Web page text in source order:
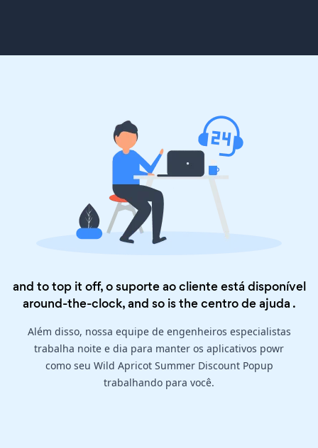
and to top it off, o suporte ao cliente está disponível
around-the-clock, and so is thecentro de ajuda .
Além disso, nossa equipe de engenheiros especialistas
trabalha noite e dia para manter os aplicativos powr
como seu Wild Apricot Summer Discount Popup
trabalhando para você.